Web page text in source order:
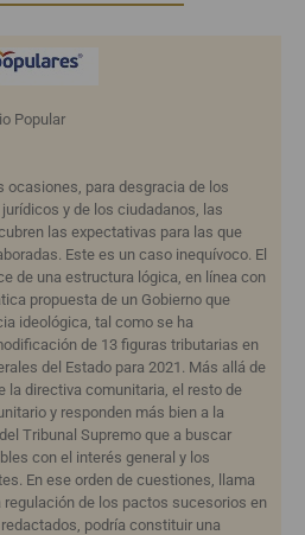
Popular
ocasiones, para desgracia de los
y de los ciudadanos, las
las expectativas para las que
Este es un caso inequívoco. El
de una estructura lógica, en línea con
propuesta de un Gobierno que
ideológica, tal como se ha
de 13 figuras tributarias en
del Estado para 2021. Más allá de
la directiva comunitaria, el resto de
y responden más bien a la
Tribunal Supremo que a buscar
con el interés general y los
En ese orden de cuestiones, llama
de los pactos sucesorios en
podría constituir una